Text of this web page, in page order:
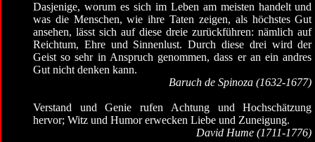
Dasjenige, worum es sich im Leben am meisten handelt und
was die Menschen, wie ihre Taten zeigen, als höchstes Gut
ansehen, lässt sich auf diese dreie zurückführen: nämlich auf
Reichtum, Ehre und Sinnenlust. Durch diese drei wird der
Geist so sehr in Anspruch genommen, dass er an ein andres
Gut nicht denken kann.
Baruch de Spinoza (1632-1677)
Verstand und Genie rufen Achtung und Hochschätzung
hervor; Witz und Humor erwecken Liebe und Zuneigung.
David Hume (1711-1776)